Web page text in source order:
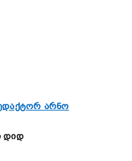
არნო
დიდ